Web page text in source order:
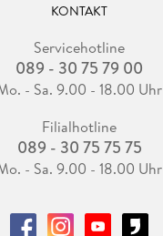
KONTAKT
Servicehotline
089 - 30 75 79 00
- Sa. 9.00 - 18.00 Uhr
Filialhotline
089 - 30 75 75 75
- Sa. 9.00 - 18.00 Uhr